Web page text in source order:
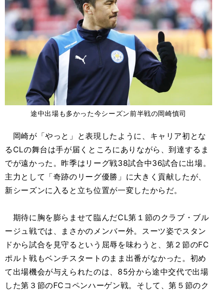
途中出場も多かった今シーズン前半戦の岡崎慎司
岡崎が「やっと」と表現したように、キャリア初とな
るCLの舞台は手が届くところにありながら、到達するま
でが遠かった。昨季はリーグ戦38試合中36試合に出場。
主力として「奇跡のリーグ優勝」に大きく貢献したが、
新シーズンに入ると立ち位置が一変したからだ。
期待に胸を膨らませて臨んだCL第１節のクラブ・ブル
ージュ戦では、まさかのメンバー外。スーツ姿でスタン
ドから試合を見守るという屈辱を味わうと、第２節のFC
ポルト戦もベンチスタートのまま出番がなかった。初め
て出場機会が与えられたのは、85分から途中交代で出場
した第３節のFCコペンハーゲン戦。そして、第５節のク